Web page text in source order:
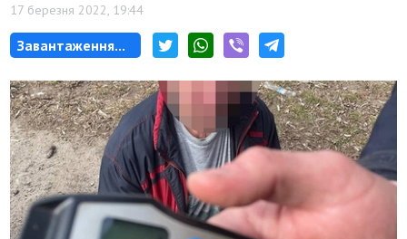
17 березня 2022, 19:44
Завантаження...